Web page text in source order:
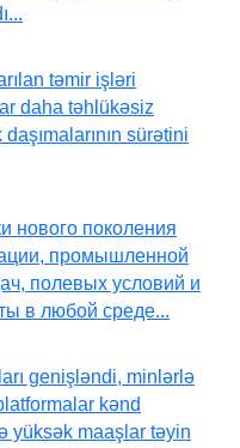
təmir işləri
daha təhlükəsiz
sürətini
нового поколения
промышленной
полевых условий и
в любой среде...
genişləndi, minlərlə
kənd
yüksək maaşlar təyin